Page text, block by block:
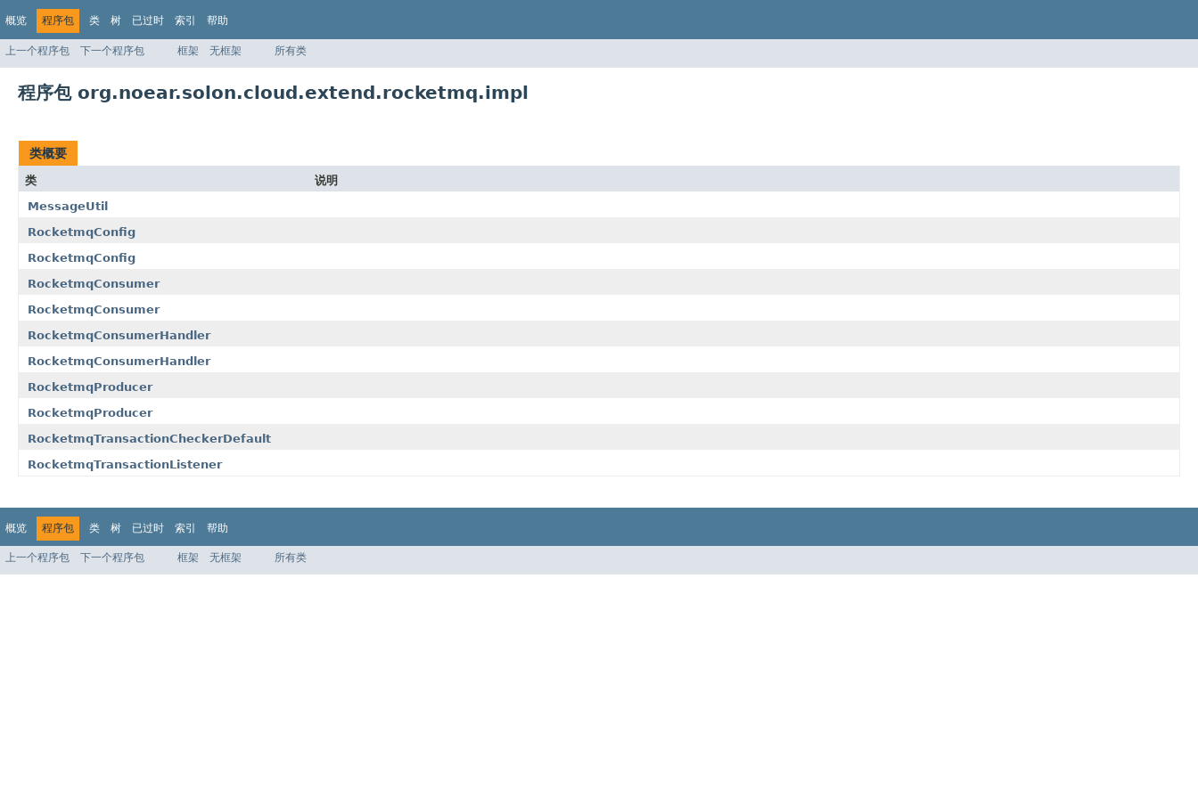
概览 程序包 类 树 已过时 索引 帮助
上一个程序包 下一个程序包 框架 无框架 所有类
程序包 org.noear.solon.cloud.extend.rocketmq.impl
类概要
类
说明
MessageUtil
RocketmqConfig
RocketmqConfig
RocketmqConsumer
RocketmqConsumer
RocketmqConsumerHandler
RocketmqConsumerHandler
RocketmqProducer
RocketmqProducer
RocketmqTransactionCheckerDefault
RocketmqTransactionListener
概览 程序包 类 树 已过时 索引 帮助
上一个程序包 下一个程序包 框架 无框架 所有类